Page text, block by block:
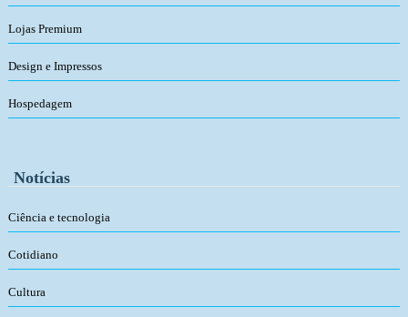
Lojas Premium
Design e Impressos
Hospedagem
Notícias
Ciência e tecnologia
Cotidiano
Cultura